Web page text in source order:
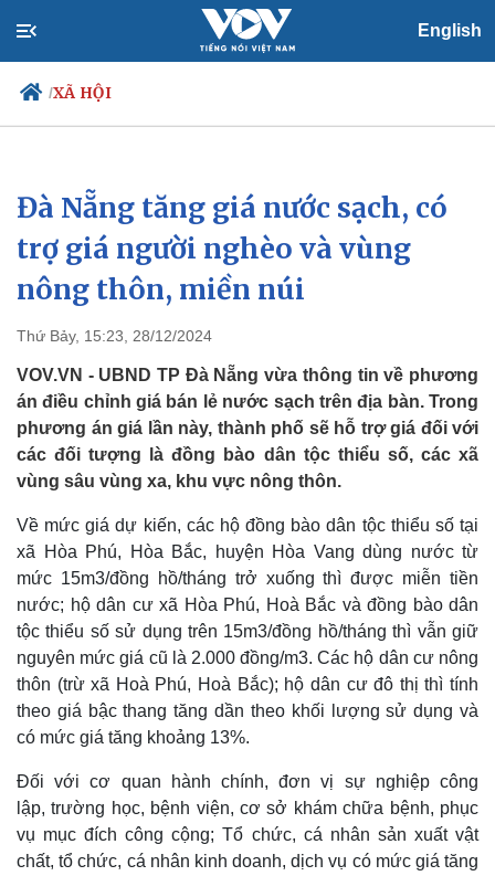
English
/XÃ HỘI
Chính trị
Đảng
Tổ chức nhân sự
Quốc hội
Nhận diện sự thật
Xã hội
Tin 24h
Dự báo thời tiết
Giáo dục
Đà Nẵng tăng giá nước sạch, có
trợ giá người nghèo và vùng
nông thôn, miền núi
Thứ Bảy, 15:23, 28/12/2024
VOV.VN - UBND TP Đà Nẵng vừa thông tin về phương
án điều chỉnh giá bán lẻ nước sạch trên địa bàn. Trong
phương án giá lần này, thành phố sẽ hỗ trợ giá đối với
các đối tượng là đồng bào dân tộc thiểu số, các xã
vùng sâu vùng xa, khu vực nông thôn.
Về mức giá dự kiến, các hộ đồng bào dân tộc thiểu số tại
xã Hòa Phú, Hòa Bắc, huyện Hòa Vang dùng nước từ
mức 15m3/đồng hồ/tháng trở xuống thì được miễn tiền
nước; hộ dân cư xã Hòa Phú, Hoà Bắc và đồng bào dân
tộc thiểu số sử dụng trên 15m3/đồng hồ/tháng thì vẫn giữ
nguyên mức giá cũ là 2.000 đồng/m3. Các hộ dân cư nông
thôn (trừ xã Hoà Phú, Hoà Bắc); hộ dân cư đô thị thì tính
theo giá bậc thang tăng dần theo khối lượng sử dụng và
có mức giá tăng khoảng 13%.
Đối với cơ quan hành chính, đơn vị sự nghiệp công
lập, trường học, bệnh viện, cơ sở khám chữa bệnh, phục
vụ mục đích công cộng; Tổ chức, cá nhân sản xuất vật
chất, tổ chức, cá nhân kinh doanh, dịch vụ có mức giá tăng